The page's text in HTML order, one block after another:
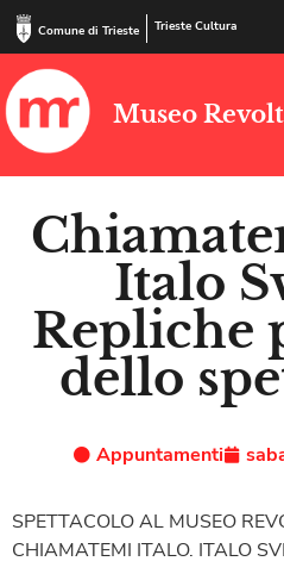
Comune di Trieste Trieste Cultura
Museo
Italo
Repliche
dello
Appuntamenti
SPETTACOLO AL MUSEO
CHIAMATEMI ITALO. ITALO